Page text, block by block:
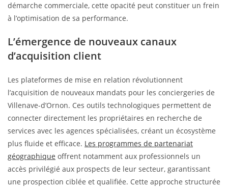
démarche commerciale, cette opacité peut constituer un frein
à l’optimisation de sa performance.
L’émergence de nouveaux canaux
d’acquisition client
Les plateformes de mise en relation révolutionnent
l’acquisition de nouveaux mandats pour les conciergeries de
Villenave-d’Ornon. Ces outils technologiques permettent de
connecter directement les propriétaires en recherche de
services avec les agences spécialisées, créant un écosystème
plus fluide et efficace. Les programmes de partenariat
géographique offrent notamment aux professionnels un
accès privilégié aux prospects de leur secteur, garantissant
une prospection ciblée et qualifiée. Cette approche structurée